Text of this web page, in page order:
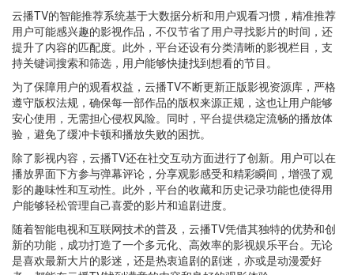
云播TV的智能推荐系统基于大数据分析和用户观看习惯，精准推荐
用户可能感兴趣的影视作品，不仅节省了用户寻找影片的时间，还
提升了内容的匹配度。此外，平台还设有分类清晰的影视栏目，支
持关键词搜索和筛选，用户能够快捷找到想看的节目。
为了保障用户的观看权益，云播TV不断更新正版影视资源库，严格
遵守版权法规，确保每一部作品的版权来源正规，这也让用户能够
安心使用，无需担心侵权风险。同时，平台提供稳定流畅的播放体
验，避免了缓冲卡顿和播放失败的困扰。
除了影视内容，云播TV还在社交互动方面进行了创新。用户可以在
播放界面下方参与弹幕评论，分享观影感受和精彩瞬间，增强了观
影的趣味性和互动性。此外，平台的收藏和历史记录功能也使得用
户能够轻松管理自己喜爱的影片和追剧进度。
随着智能电视和互联网技术的普及，云播TV凭借其独特的优势和创
新的功能，成功打造了一个多元化、高效率的影视娱乐平台。无论
是喜欢最新大片的影迷，还是热衷追剧的剧迷，亦或是动漫爱好